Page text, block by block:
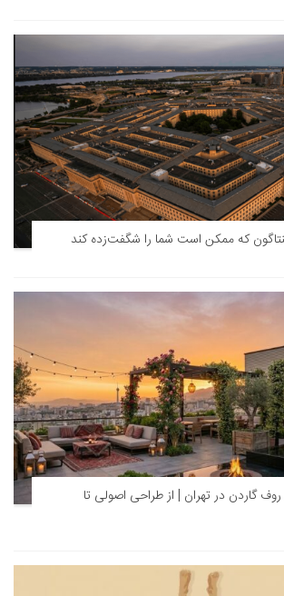
که ممکن است شما را شگفت‌زده کند
اجرای روف گاردن در تهران | از طراحی اصولی تا